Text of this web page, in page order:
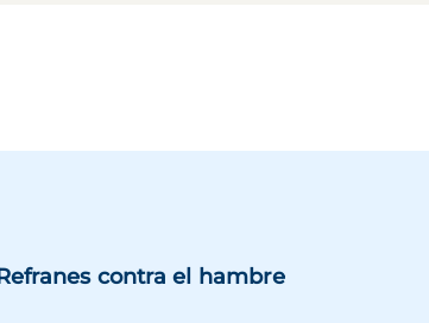
contra el hambre